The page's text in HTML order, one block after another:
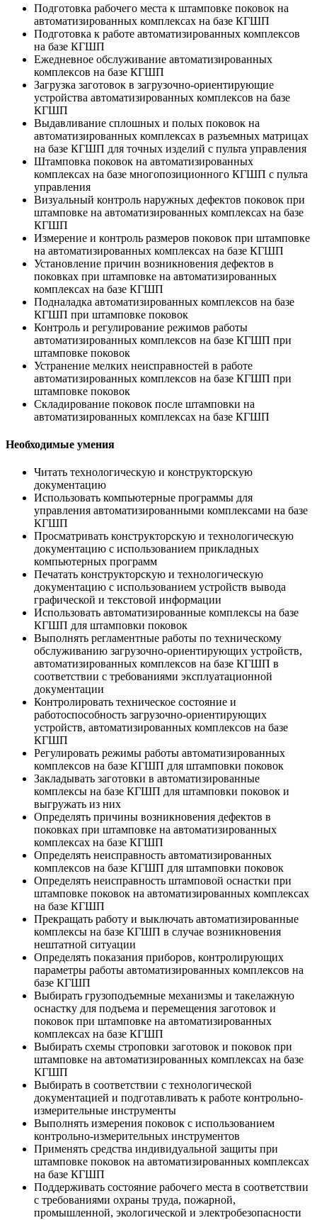
Подготовка рабочего места к штамповке поковок на
автоматизированных комплексах на базе КГШП
Подготовка к работе автоматизированных комплексов
на базе КГШП
Ежедневное обслуживание автоматизированных
комплексов на базе КГШП
Загрузка заготовок в загрузочно-ориентирующие
устройства автоматизированных комплексов на базе
КГШП
Выдавливание сплошных и полых поковок на
автоматизированных комплексах в разъемных матрицах
на базе КГШП для точных изделий с пульта управления
Штамповка поковок на автоматизированных
комплексах на базе многопозиционного КГШП с пульта
управления
Визуальный контроль наружных дефектов поковок при
штамповке на автоматизированных комплексах на базе
КГШП
Измерение и контроль размеров поковок при штамповке
на автоматизированных комплексах на базе КГШП
Установление причин возникновения дефектов в
поковках при штамповке на автоматизированных
комплексах на базе КГШП
Подналадка автоматизированных комплексов на базе
КГШП при штамповке поковок
Контроль и регулирование режимов работы
автоматизированных комплексов на базе КГШП при
штамповке поковок
Устранение мелких неисправностей в работе
автоматизированных комплексов на базе КГШП при
штамповке поковок
Складирование поковок после штамповки на
автоматизированных комплексах на базе КГШП
Необходимые умения
Читать технологическую и конструкторскую
документацию
Использовать компьютерные программы для
управления автоматизированными комплексами на базе
КГШП
Просматривать конструкторскую и технологическую
документацию с использованием прикладных
компьютерных программ
Печатать конструкторскую и технологическую
документацию с использованием устройств вывода
графической и текстовой информации
Использовать автоматизированные комплексы на базе
КГШП для штамповки поковок
Выполнять регламентные работы по техническому
обслуживанию загрузочно-ориентирующих устройств,
автоматизированных комплексов на базе КГШП в
соответствии с требованиями эксплуатационной
документации
Контролировать техническое состояние и
работоспособность загрузочно-ориентирующих
устройств, автоматизированных комплексов на базе
КГШП
Регулировать режимы работы автоматизированных
комплексов на базе КГШП для штамповки поковок
Закладывать заготовки в автоматизированные
комплексы на базе КГШП для штамповки поковок и
выгружать из них
Определять причины возникновения дефектов в
поковках при штамповке на автоматизированных
комплексах на базе КГШП
Определять неисправность автоматизированных
комплексов на базе КГШП для штамповки поковок
Определять неисправность штамповой оснастки при
штамповке поковок на автоматизированных комплексах
на базе КГШП
Прекращать работу и выключать автоматизированные
комплексы на базе КГШП в случае возникновения
нештатной ситуации
Определять показания приборов, контролирующих
параметры работы автоматизированных комплексов на
базе КГШП
Выбирать грузоподъемные механизмы и такелажную
оснастку для подъема и перемещения заготовок и
поковок при штамповке на автоматизированных
комплексах на базе КГШП
Выбирать схемы строповки заготовок и поковок при
штамповке на автоматизированных комплексах на базе
КГШП
Выбирать в соответствии с технологической
документацией и подготавливать к работе контрольно-
измерительные инструменты
Выполнять измерения поковок с использованием
контрольно-измерительных инструментов
Применять средства индивидуальной защиты при
штамповке поковок на автоматизированных комплексах
на базе КГШП
Поддерживать состояние рабочего места в соответствии
с требованиями охраны труда, пожарной,
промышленной, экологической и электробезопасности